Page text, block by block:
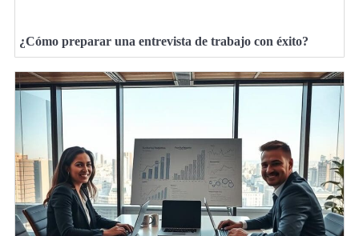
¿Cómo preparar una entrevista de trabajo con éxito?